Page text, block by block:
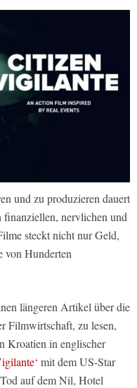
und zu produzieren dauert
finanziellen, nervlichen und
steckt nicht nur Geld,
von Hunderten
längeren Artikel über die
Filmwirtschaft, zu lesen,
Kroatien in englischer
mit dem US-Star
auf dem Nil, Hotel